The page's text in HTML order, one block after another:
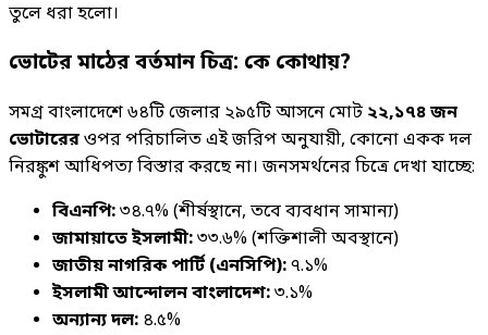
তুলে ধরা হলো।
ভোটের মাঠের বর্তমান চিত্র: কে কোথায়?
সমগ্র বাংলাদেশে ৬৪টি জেলার ২৯৫টি আসনে মোট ২২,১৭৪ জন
ভোটারেরওপর পরিচালিত এই জরিপ অনুযায়ী, কোনো একক দল
নিরঙ্কুশ আধিপত্য বিস্তার করছে না। জনসমর্থনের চিত্রে দেখা যাচ্ছে:
বিএনপি:৩৪.৭% (শীর্ষস্থানে, তবে ব্যবধান সামান্য)
জামায়াতে ইসলামী:৩৩.৬% (শক্তিশালী অবস্থানে)
জাতীয় নাগরিক পার্টি (এনসিপি):৭.১%
ইসলামী আন্দোলন বাংলাদেশ:৩.১%
অন্যান্য দল: ৪.৫%